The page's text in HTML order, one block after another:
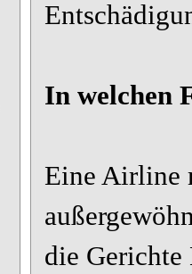
In welchen
Eine Airline
die Gerichte